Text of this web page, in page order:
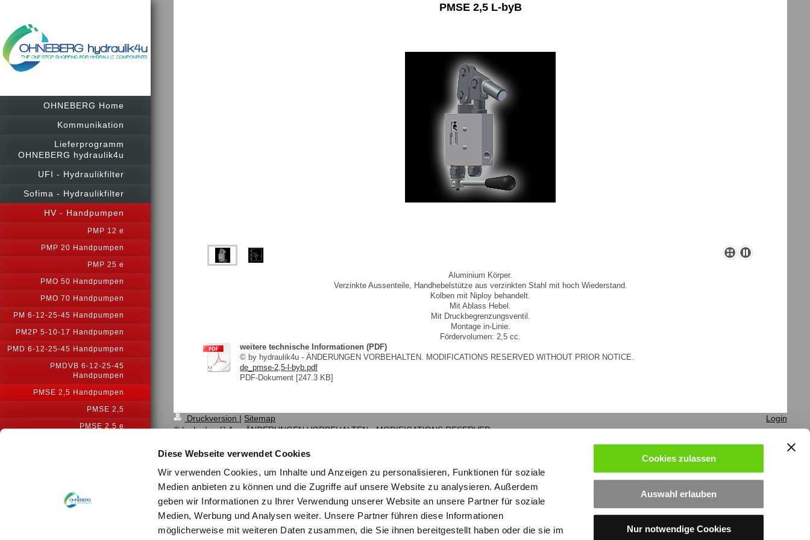
Diese Webseite verwendet Cookies
Wir verwenden Cookies, um Inhalte und Anzeigen zu personalisieren, Funktionen für soziale
Medien anbieten zu können und die Zugriffe auf unsere Website zu analysieren. Außerdem
geben wir Informationen zu Ihrer Verwendung unserer Website an unsere Partner für soziale
Medien, Werbung und Analysen weiter. Unsere Partner führen diese Informationen
möglicherweise mit weiteren Daten zusammen, die Sie ihnen bereitgestellt haben oder die sie im
Cookies zulassen
Auswahl erlauben
Nur notwendige Cookies
OHNEBERG Home
Kommunikation
Lieferprogramm
OHNEBERG hydraulik4u
UFI - Hydraulikfilter
Sofima - Hydraulikfilter
HV - Handpumpen
PMP 12 e
PMP 20 Handpumpen
PMP 25 e
PMO 50 Handpumpen
PMO 70 Handpumpen
PM 6-12-25-45 Handpumpen
PM2P 5-10-17 Handpumpen
PMD 6-12-25-45 Handpumpen
PMDVB 6-12-25-45
Handpumpen
PMSE 2,5 Handpumpen
PMSE 2,5
PMSE 2,5 e
PMSE 2,5 byB-e
PMSE 8-15 Handpumpen
PMSE 2,5 L-byB
Aluminium Körper.
Verzinkte Aussenteile, Handhebelstütze aus verzinkten Stahl mit hoch Wiederstand.
Kolben mit Niploy behandelt.
Mit Ablass Hebel.
Mit Druckbegrenzungsventil.
Montage in-Linie.
Fördervolumen: 2,5 cc.
weitere technische Informationen (PDF)
© by hydraulik4u - ÄNDERUNGEN VORBEHALTEN. MODIFICATIONS RESERVED WITHOUT PRIOR NOTICE.
de_pmse-2,5-l-byb.pdf
PDF-Dokument [247.3 KB]
Druckversion | Sitemap
© by hydraulik4u - ÄNDERUNGEN VORBEHALTEN - MODIFICATIONS RESERVED
Login